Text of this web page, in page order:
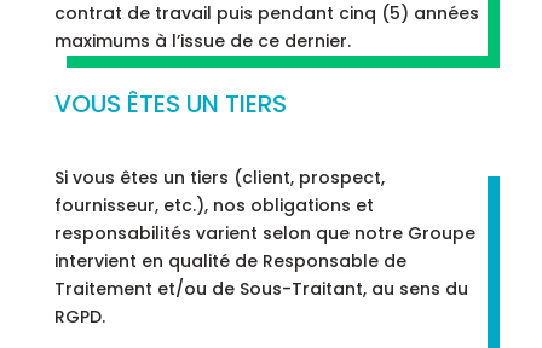
contrat de travail puis pendant cinq (5) années
maximums à l’issue de ce dernier.
VOUS ÊTES UN TIERS
Si vous êtes un tiers (client, prospect,
fournisseur, etc.), nos obligations et
responsabilités varient selon que notre Groupe
intervient en qualité de Responsable de
Traitement et/ou de Sous-Traitant, au sens du
RGPD.